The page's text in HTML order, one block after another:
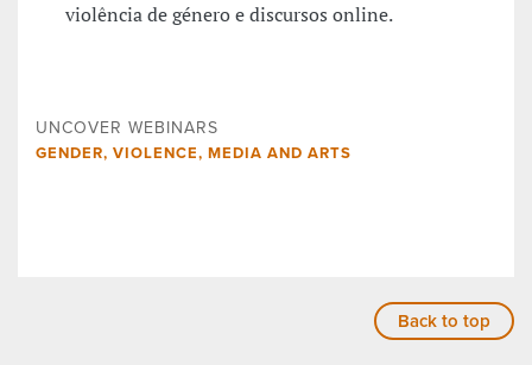
violência de género e discursos online.
UNCOVER WEBINARS
GENDER, VIOLENCE, MEDIA AND ARTS
Back to top